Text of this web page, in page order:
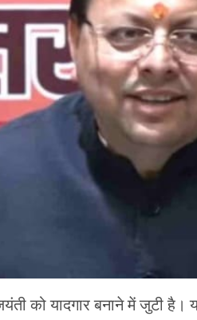
को यादगार बनाने में जुटी है।